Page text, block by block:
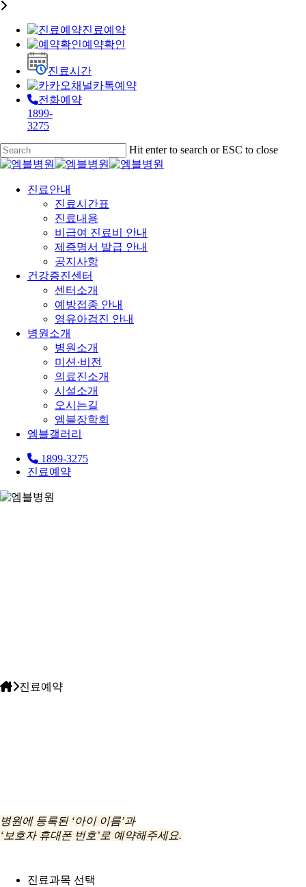
진료예약
예약확인
진료시간
카톡예약
전화예약
1899-
3275
Skip
to
main
content
Hit enter to search or ESC to close
Close
Menu
진료안내
진료시간표
진료내용
비급여 진료비 안내
제증명서 발급 안내
공지사항
건강증진센터
센터소개
예방접종 안내
영유아검진 안내
병원소개
병원소개
미션·비전
의료진소개
시설소개
오시는길
엠블장학회
엠블갤러리
1899-3275
진료예약
진료예약
병원에 등록된 ‘아이 이름’과
‘보호자 휴대폰 번호’로 예약해주세요.
진료과목 선택